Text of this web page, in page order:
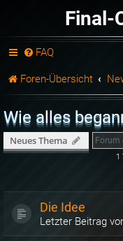
Final-
FAQ
Foren-Übersicht
Wie alles
Neues Thema
1
Die Idee
Letzter Beitrag